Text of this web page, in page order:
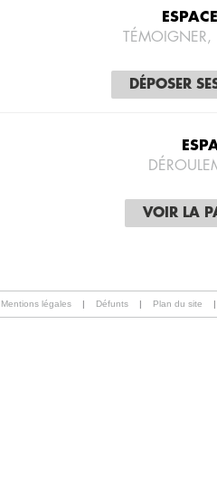
DÉPOSER
VOIR LA
Mentions légales | Défunts | Plan du site |